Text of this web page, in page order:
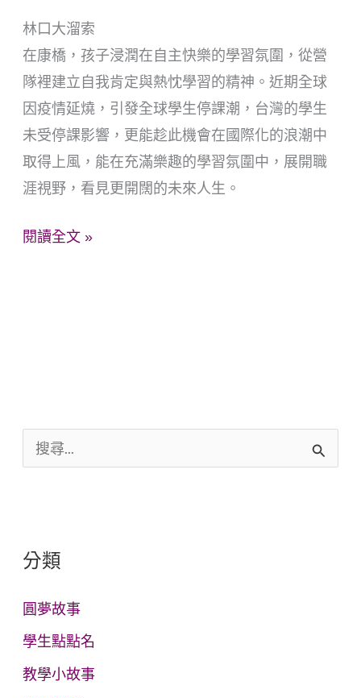
林口大溜索
在康橋，孩子浸潤在自主快樂的學習氛圍，從營
隊裡建立自我肯定與熱忱學習的精神。近期全球
因疫情延燒，引發全球學生停課潮，台灣的學生
未受停課影響，更能趁此機會在國際化的浪潮中
取得上風，能在充滿樂趣的學習氛圍中，展開職
涯視野，看見更開闊的未來人生。
子
玩
出
競
爭
力
閱讀全文 »
字
:
分類
圓夢故事
學生點點名
教學小故事